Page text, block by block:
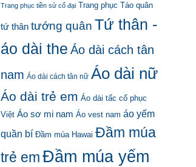
Trang phục tiền sử cổ đại Trang phục Táo quân
tứ thân tướng quân Tứ thân -
áo dài the Áo dài cách tân
nam Áo dài cách tân nữ Áo dài nữ
Áo dài trẻ em Áo dài tấc cổ phục
Việt Áo sơ mi nam Áo vest nam áo yếm
quần bí Đầm múa Hawai Đầm múa
trẻ emĐầm múa yếm